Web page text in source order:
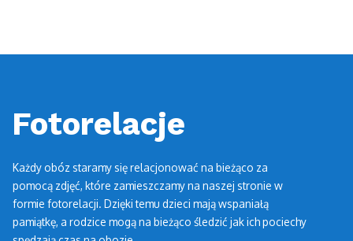
Fotorelacje
Każdy obóz staramy się relacjonować na bieżąco za
pomocą zdjęć, które zamieszczamy na naszej stronie w
formie fotorelacji. Dzięki temu dzieci mają wspaniałą
pamiątkę, a rodzice mogą na bieżąco śledzić jak ich pociechy